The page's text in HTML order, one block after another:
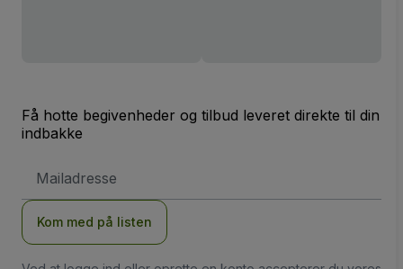
Få hotte begivenheder og tilbud leveret direkte til din
indbakke
adresse
Kom med på listen